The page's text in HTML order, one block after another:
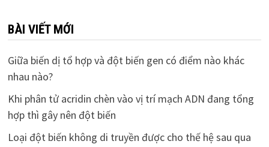
BÀI VIẾT MỚI
Giữa biến dị tổ hợp và đột biến gen có điểm nào khác
nhau nào?
Khi phân tử acridin chèn vào vị trí mạch ADN đang tổng
hợp thì gây nên đột biến
Loại đột biến không di truyền được cho thế hệ sau qua